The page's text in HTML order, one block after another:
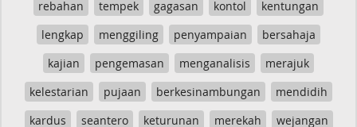
rebahan tempek gagasan kontol
kentungan
lengkap
menggiling penyampaian
bersahaja
kajian
pengemasan menganalisis
merajuk
kelestarian
pujaan berkesinambungan
mendidih
kardus
seantero keturunan merekah
wejangan